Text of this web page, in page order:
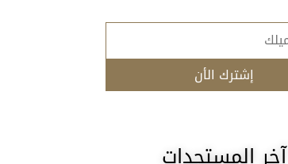
إشترك الأن
آخر المستجدات